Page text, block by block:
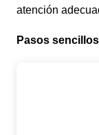
atención
Pasos